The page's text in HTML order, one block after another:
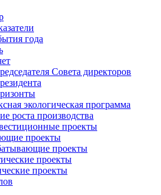
года
Совета директоров
экологическая программа
роста производства
проекты
проекты
проекты
проекты
проекты